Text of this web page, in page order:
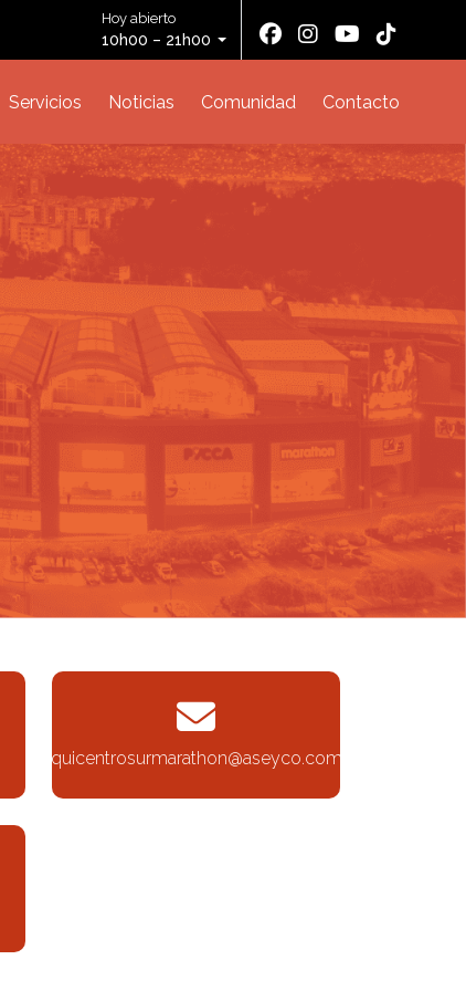
Hoy abierto
10h00 – 21h00
Servicios Noticias Comunidad Contacto
quicentrosurmarathon@aseyco.com